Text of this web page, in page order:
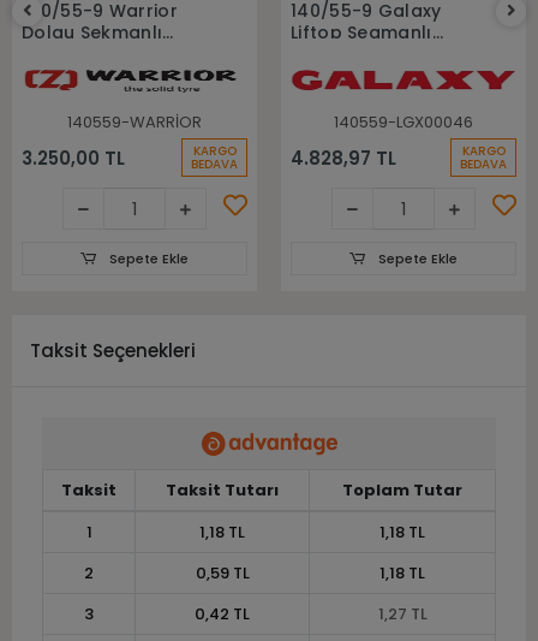
140/55-9 Warrior
Dolgu Sekmanlı
140559-WARRİOR
3.250,00 TL KARGO
BEDAVA
Sepete Ekle
140/55-9 Galaxy
Liftop Segmanlı
Dolgu Forklift Lastiği
140559-LGX00046
4.828,97 TL KARGO
BEDAVA
Sepete Ekle
Taksit Seçenekleri
Taksit Taksit Tutarı
Toplam Tutar
1
1,18 TL
1,18 TL
2
0,59 TL
1,18 TL
3
0,42 TL
1,27 TL